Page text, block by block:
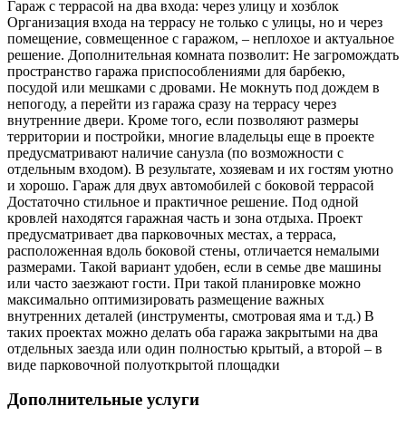
Гараж с террасой на два входа: через улицу и хозблок
Организация входа на террасу не только с улицы, но и через
помещение, совмещенное с гаражом, – неплохое и актуальное
решение. Дополнительная комната позволит: Не загромождать
пространство гаража приспособлениями для барбекю,
посудой или мешками с дровами. Не мокнуть под дождем в
непогоду, а перейти из гаража сразу на террасу через
внутренние двери. Кроме того, если позволяют размеры
территории и постройки, многие владельцы еще в проекте
предусматривают наличие санузла (по возможности с
отдельным входом). В результате, хозяевам и их гостям уютно
и хорошо. Гараж для двух автомобилей с боковой террасой
Достаточно стильное и практичное решение. Под одной
кровлей находятся гаражная часть и зона отдыха. Проект
предусматривает два парковочных местах, а терраса,
расположенная вдоль боковой стены, отличается немалыми
размерами. Такой вариант удобен, если в семье две машины
или часто заезжают гости. При такой планировке можно
максимально оптимизировать размещение важных
внутренних деталей (инструменты, смотровая яма и т.д.) В
таких проектах можно делать оба гаража закрытыми на два
отдельных заезда или один полностью крытый, а второй – в
виде парковочной полуоткрытой площадки
Дополнительные услуги